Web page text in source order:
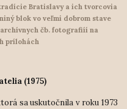
Bratislavy a ich tvorcovia
blok vo veľmi dobrom stave
čb. fotografiíí na
prílohách
(1975)
sa uskutočnila v roku 1973